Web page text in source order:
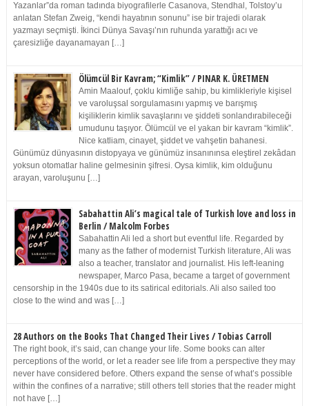
Yazanlar”da roman tadında biyografilerle Casanova, Stendhal, Tolstoy’u
anlatan Stefan Zweig, “kendi hayatının sonunu” ise bir trajedi olarak
yazmayı seçmişti. İkinci Dünya Savaşı’nın ruhunda yarattığı acı ve
çaresizliğe dayanamayan […]
Ölümcül Bir Kavram; “Kimlik” / PINAR K. ÜRETMEN
Amin Maalouf, çoklu kimliğe sahip, bu kimlikleriyle kişisel
ve varoluşsal sorgulamasını yapmış ve barışmış
kişiliklerin kimlik savaşlarını ve şiddeti sonlandırabileceği
umudunu taşıyor. Ölümcül ve el yakan bir kavram “kimlik”.
Nice katliam, cinayet, şiddet ve vahşetin bahanesi.
Günümüz dünyasının distopyaya ve günümüz insanınınsa eleştirel zekâdan
yoksun otomatlar haline gelmesinin şifresi. Oysa kimlik, kim olduğunu
arayan, varoluşunu […]
Sabahattin Ali’s magical tale of Turkish love and loss in
Berlin / Malcolm Forbes
Sabahattin Ali led a short but eventful life. Regarded by
many as the father of modernist Turkish literature, Ali was
also a teacher, translator and journalist. His left-leaning
newspaper, Marco Pasa, became a target of government
censorship in the 1940s due to its satirical editorials. Ali also sailed too
close to the wind and was […]
28 Authors on the Books That Changed Their Lives / Tobias Carroll
The right book, it’s said, can change your life. Some books can alter
perceptions of the world, or let a reader see life from a perspective they may
never have considered before. Others expand the sense of what’s possible
within the confines of a narrative; still others tell stories that the reader might
not have […]